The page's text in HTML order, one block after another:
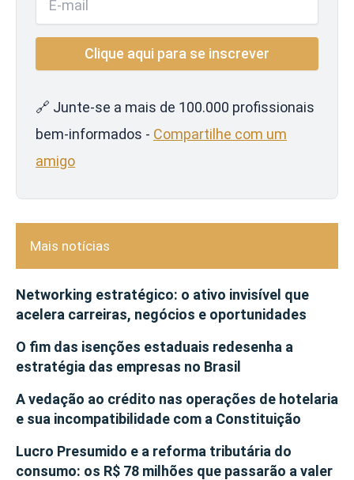
🔗 Junte-se a mais de 100.000 profissionais
bem-informados - Compartilhe com um
amigo
Mais notícias
Networking estratégico: o ativo invisível que
acelera carreiras, negócios e oportunidades
O fim das isenções estaduais redesenha a
estratégia das empresas no Brasil
A vedação ao crédito nas operações de hotelaria
e sua incompatibilidade com a Constituição
Lucro Presumido e a reforma tributária do
consumo: os R$ 78 milhões que passarão a valer